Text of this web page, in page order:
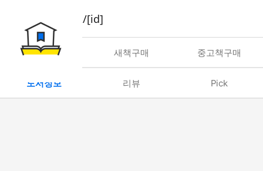
book/rent/[id]
대여 새책구매 중고책구매
도서정보 리뷰 Pick